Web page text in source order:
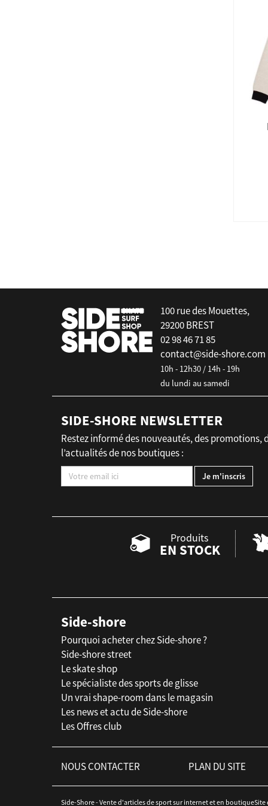
100 rue des Mouettes,
29200 BREST
02 98 46 71 85
contact@side-shore.com
10h - 12h30 / 14h - 19h
du lundi au samedi
SIDE-SHORE NEWSLETTER
Restez informé des nouveautés, des promotions,
l’actualités de nos boutiques :
Produits
EN STOCK
Side-shore
Pourquoi acheter chez Side-shore ?
Side-shore street
Le skate shop
Le spécialiste des sports de glisse
Un vrai shape-room dans le magasin
Les news et actu de Side-shore
Les Offres club
NOUS CONTACTER PLAN DU SITE
Side-Shore - Vente d'articles de sport sur internet et en